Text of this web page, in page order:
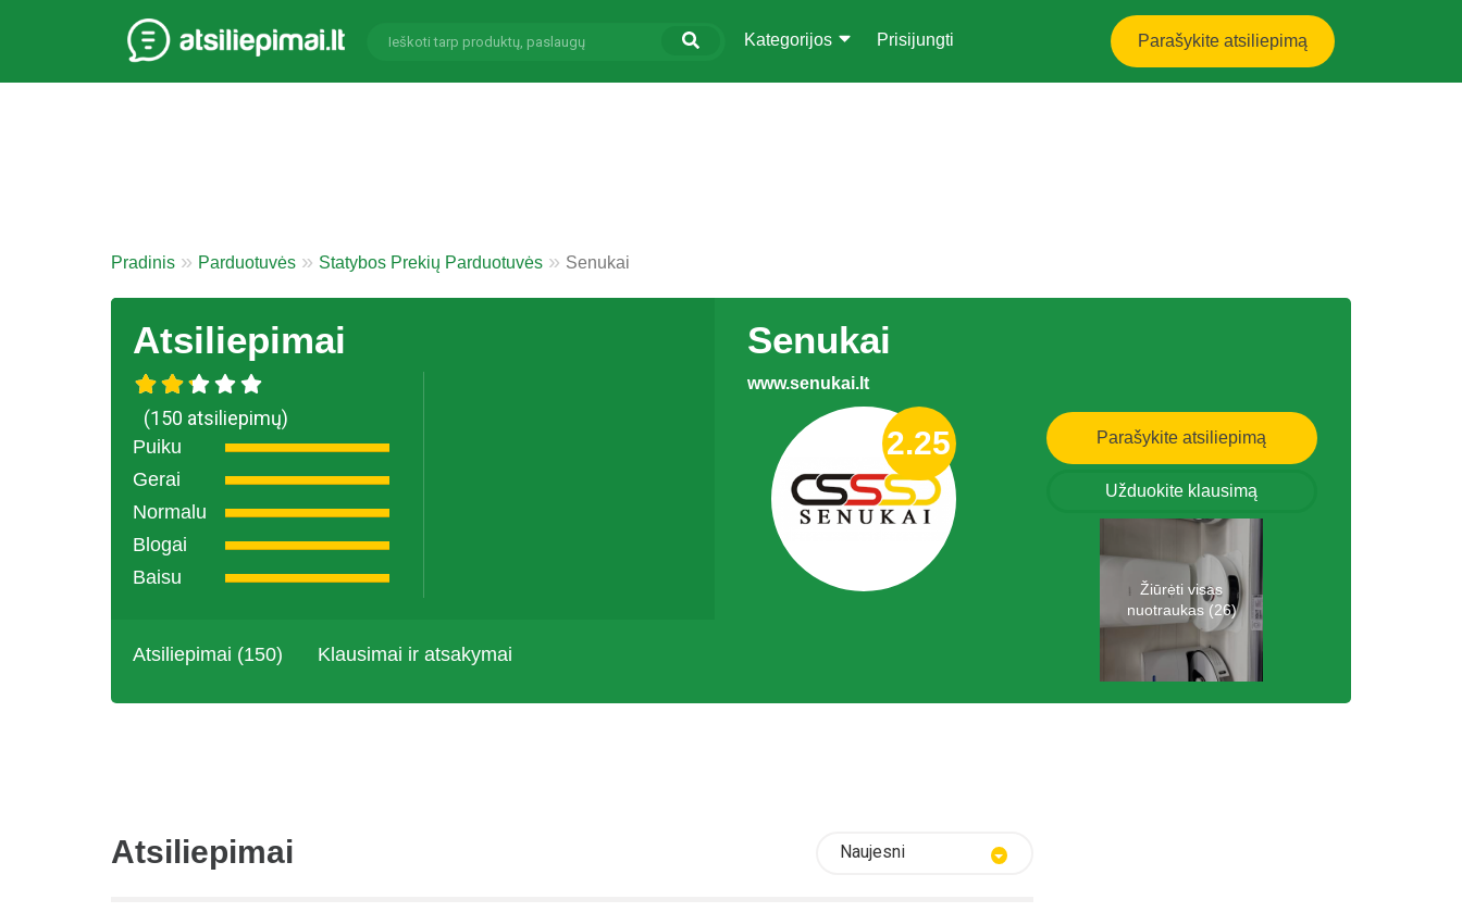
Parašykite atsiliepimą
Kategorijos Prisijungti
Pradinis Parduotuvės Statybos Prekių Parduotuvės Senukai
Atsiliepimai
(150 atsiliepimų)
Puiku
Gerai
Normalu
Blogai
Baisu
Atsiliepimai (150) Klausimai ir atsakymai
Senukai
www.senukai.lt
2.25 Parašykite atsiliepimą
Užduokite klausimą
Žiūrėti visas
nuotraukas (26)
Atsiliepimai Naujesni